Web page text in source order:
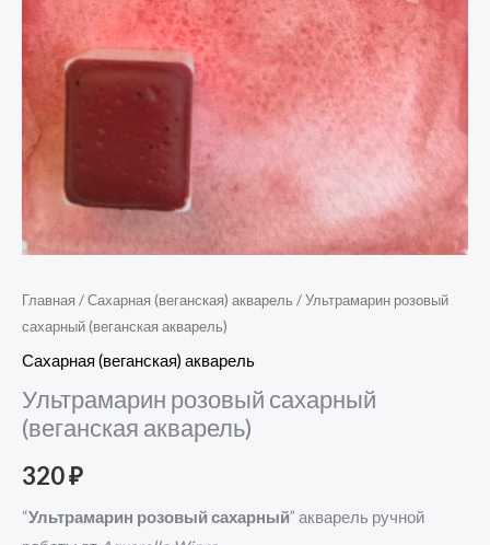
Главная /Сахарная (веганская) акварель / Ультрамарин розовый
сахарный (веганская акварель)
Сахарная (веганская) акварель
Ультрамарин розовый сахарный
(веганская акварель)
320₽
“Ультрамарин розовый сахарный” акварель ручной